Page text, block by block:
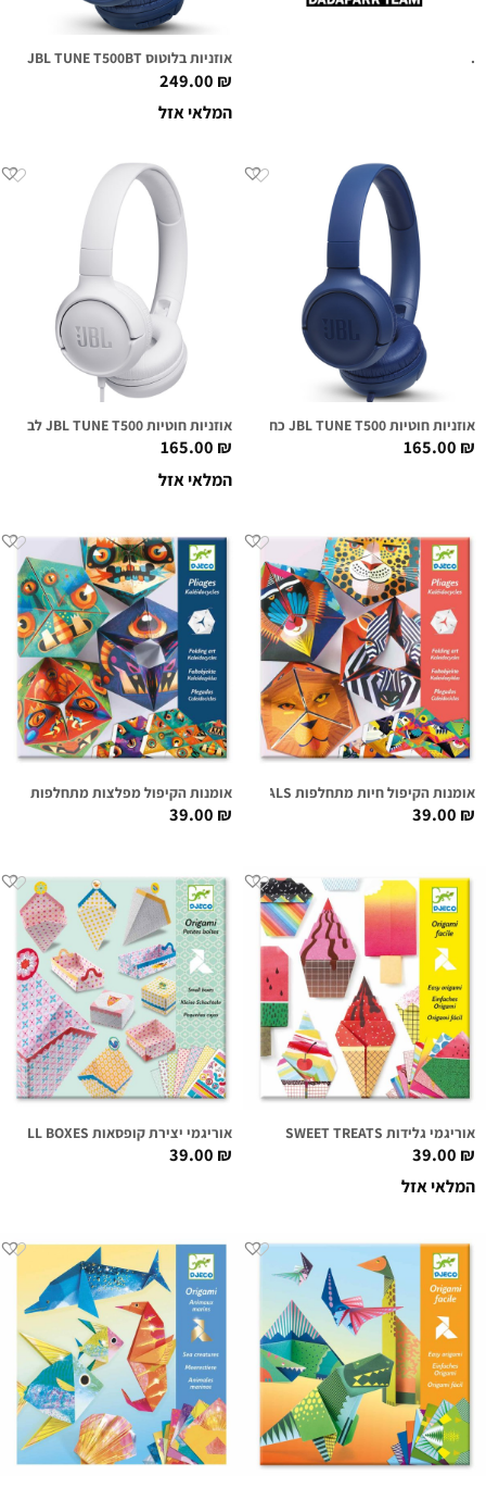
אוזניות בלוטוס JBL TUNE T500BT כחולות
249.00₪
המלאי אזל
אוזניות חוטיות JBL TUNE T500 כחולות
165.00₪
אוזניות חוטיות JBL TUNE T500 לבנות
165.00₪
המלאי אזל
אומנות הקיפול חיות מתחלפות FLEXANIMALS
39.00₪
אומנות הקיפול מפלצות מתחלפות FLEXMONSTERS
39.00₪
אוריגמי גלידות SWEET TREATS
39.00₪
המלאי אזל
אוריגמי יצירת קופסאות SMALL BOXES
39.00₪